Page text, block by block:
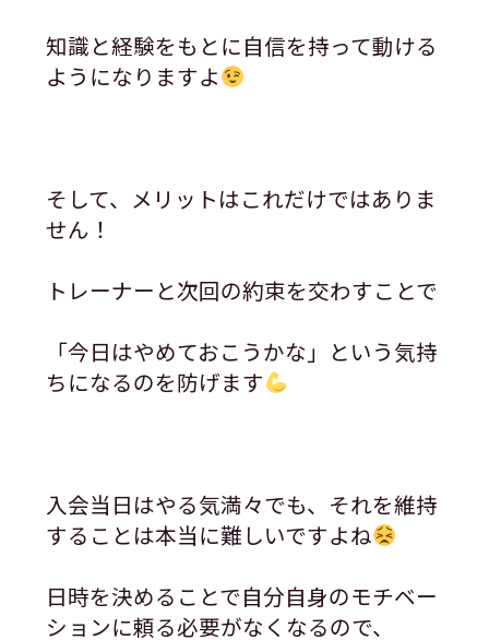
知識と経験をもとに自信を持って動ける
ようになりますよ
そして、メリットはこれだけではありま
せん！
トレーナーと次回の約束を交わすことで
「今日はやめておこうかな」という気持
ちになるのを防げます
入会当日はやる気満々でも、それを維持
することは本当に難しいですよね
日時を決めることで自分自身のモチベー
ションに頼る必要がなくなるので、